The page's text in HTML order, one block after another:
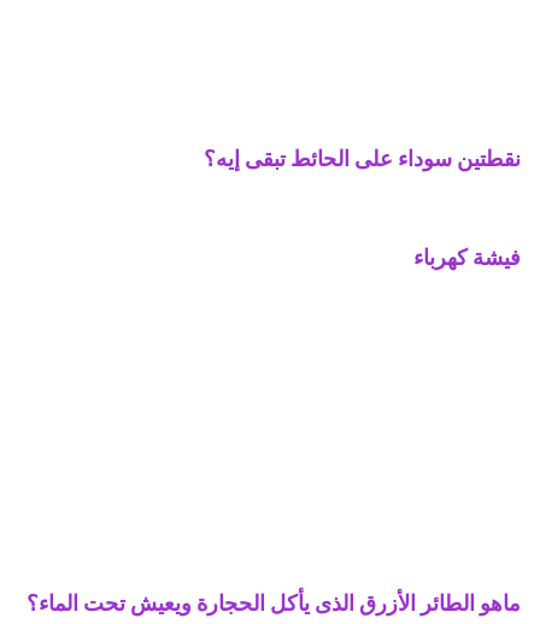
نقطتين سوداء على الحائط تبقى إيه؟
فيشة كهرباء
ماهو الطائر الأزرق الذى يأكل الحجارة ويعيش تحت الماء؟